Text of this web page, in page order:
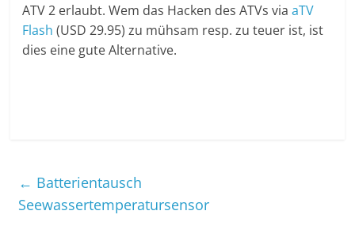
ATV 2 erlaubt. Wem das Hacken des ATVs viaaTV
Flash (USD 29.95) zu mühsam resp. zu teuer ist, ist
dies eine gute Alternative.
← Batterientausch
Seewassertemperatursensor